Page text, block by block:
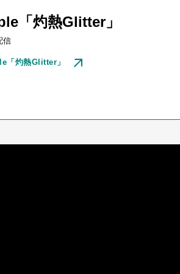
「灼熱Glitter」
信
「灼熱Glitter」